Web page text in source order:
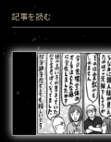
記事を読む